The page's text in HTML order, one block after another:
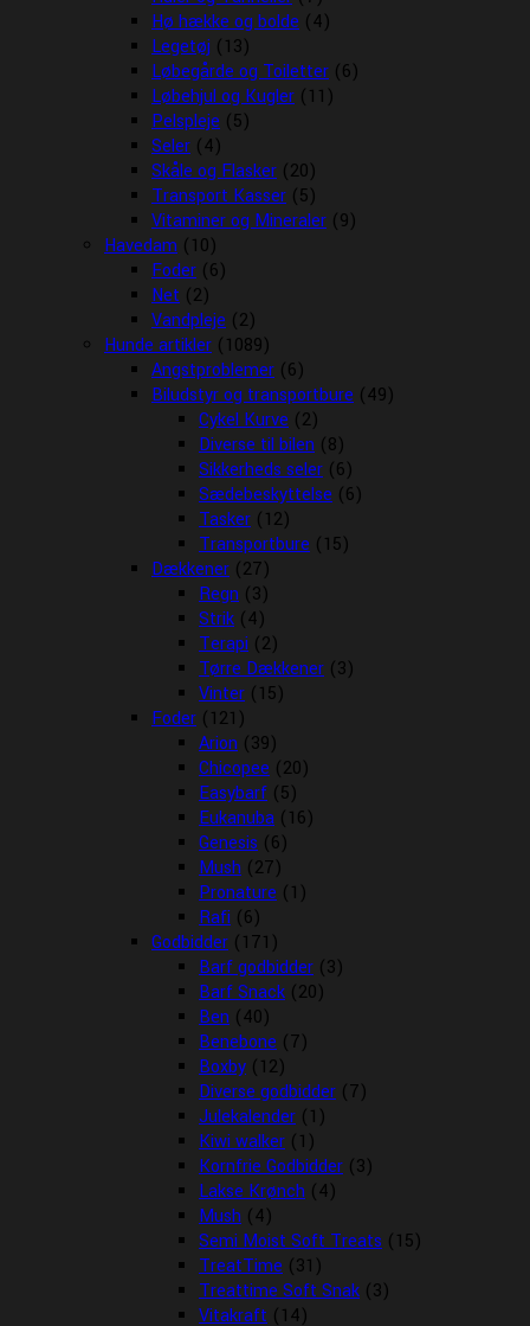
Hø hække og bolde (4)
Legetøj (13)
Løbegårde og Toiletter (6)
Løbehjul og Kugler (11)
Pelspleje (5)
Seler (4)
Skåle og Flasker (20)
Transport Kasser (5)
Vitaminer og Mineraler (9)
Havedam (10)
Foder (6)
Net (2)
Vandpleje (2)
Hunde artikler (1089)
Angstproblemer (6)
Biludstyr og transportbure (49)
Cykel Kurve (2)
Diverse til bilen (8)
Sikkerheds seler (6)
Sædebeskyttelse (6)
Tasker (12)
Transportbure (15)
Dækkener (27)
Regn (3)
Strik (4)
Terapi (2)
Tørre Dækkener (3)
Vinter (15)
Foder (121)
Arion (39)
Chicopee (20)
Easybarf (5)
Eukanuba (16)
Genesis (6)
Mush (27)
Pronature (1)
Rafi (6)
Godbidder (171)
Barf godbidder (3)
Barf Snack (20)
Ben (40)
Benebone (7)
Boxby (12)
Diverse godbidder (7)
Julekalender (1)
Kiwi walker (1)
Kornfrie Godbidder (3)
Lakse Krønch (4)
Mush (4)
Semi Moist Soft Treats (15)
TreatTime (31)
Treattime Soft Snak (3)
Vitakraft (14)